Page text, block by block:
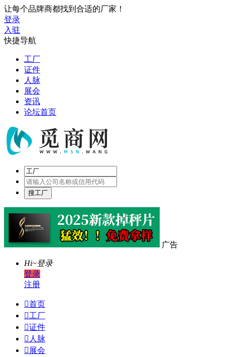
让每个品牌商都找到合适的厂家！
登录
入驻
快捷导航
工厂
证件
人脉
展会
资讯
论坛首页
广告
Hi~登录
登录
注册
首页
工厂
证件
 人脉
 展会